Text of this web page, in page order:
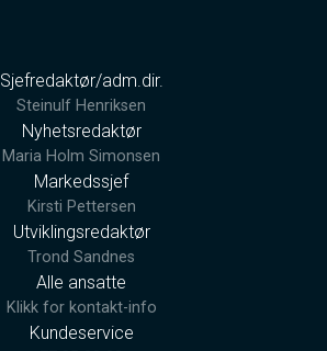
Sjefredaktør/adm.dir.
Steinulf Henriksen
Nyhetsredaktør
Maria Holm Simonsen
Markedssjef
Kirsti Pettersen
Utviklingsredaktør
Trond Sandnes
Alle ansatte
Klikk for kontakt-info
Kundeservice